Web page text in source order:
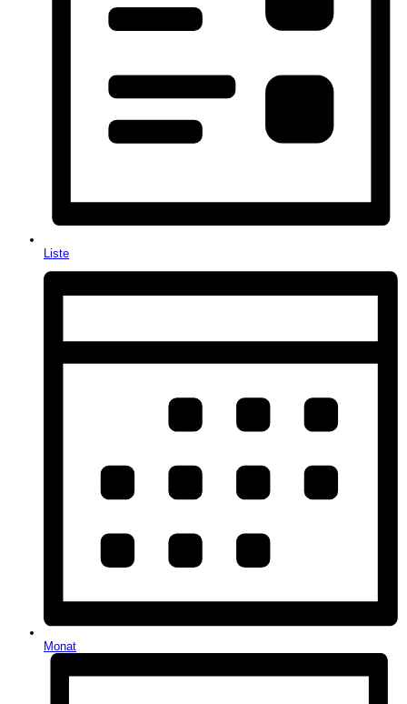
Liste
Monat